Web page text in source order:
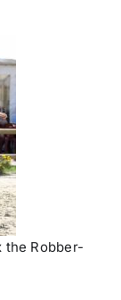
the Robber-